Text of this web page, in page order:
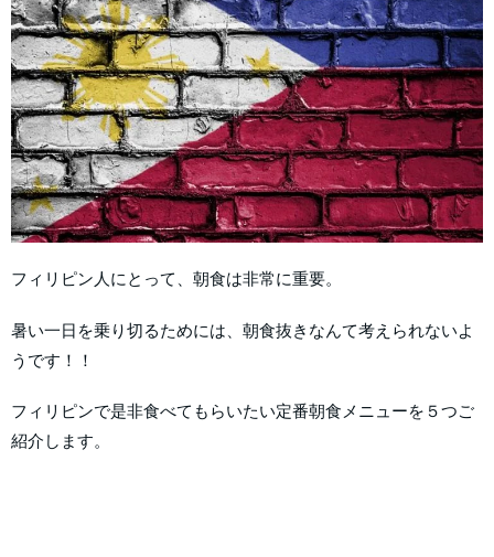
フィリピン人にとって、朝食は非常に重要。
暑い一日を乗り切るためには、朝食抜きなんて考えられないよ
うです！！
フィリピンで是非食べてもらいたい定番朝食メニューを５つご
紹介します。